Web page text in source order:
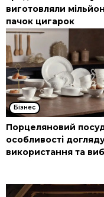
виготовляли
пачок цигарок
Бізнес
Порцеляновий
особливості
використання та